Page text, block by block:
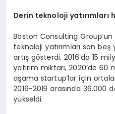
Derin teknoloji yatırımları
Boston Consulting
teknoloji yatırımları son
artış gösterdi. 2016’da 15
yatırım miktarı, 2020’de 60
aşama startup’lar için
2016-2019 arasında 36.000
yükseldi.